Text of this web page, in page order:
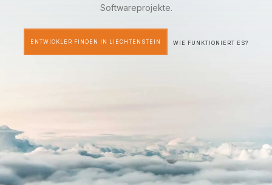
Softwareprojekte.
ENTWICKLER FINDEN IN LIECHTENSTEIN WIE FUNKTIONIERT ES?